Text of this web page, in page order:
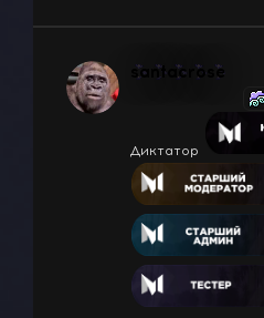
santacrose
Диктатор